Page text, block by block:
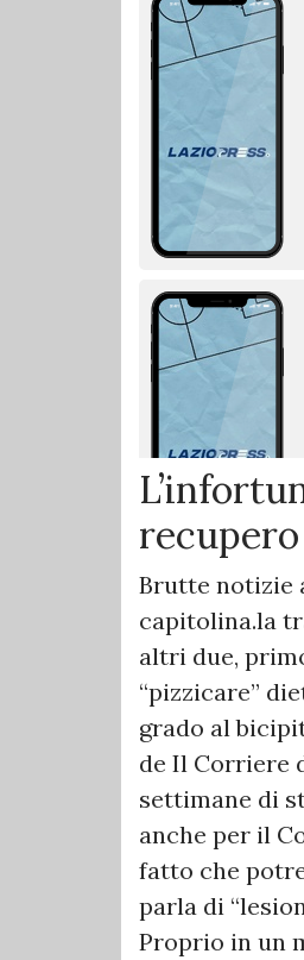
recupero
Brutte notizie
capitolina.la
altri due,
“pizzicare”
grado al
de Il Corriere
settimane di
anche per il
fatto che
parla di
Proprio in un